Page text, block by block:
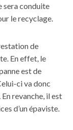
sera conduite
le recyclage.
de
En effet, le
est de
ci va donc
revanche, il est
d’un épaviste.